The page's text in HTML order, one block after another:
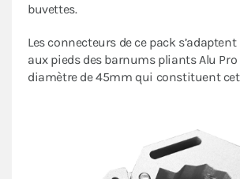
buvettes.
Les connecteurs de ce pack
aux pieds des barnums pliants Alu Pro
diamètre de 45mm qui constituent